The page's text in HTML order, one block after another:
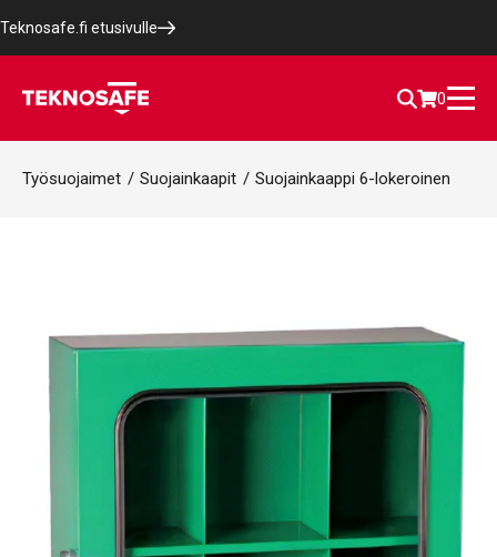
Teknosafe.fi etusivulle
0
Työsuojaimet / Suojainkaapit / Suojainkaappi 6-lokeroinen